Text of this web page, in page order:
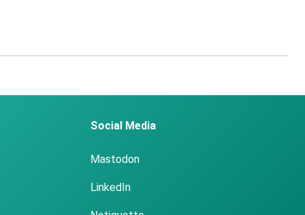
Social Media
Mastodon
LinkedIn